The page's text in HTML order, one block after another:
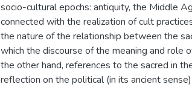
socio-cultural epochs: antiquity, the Middle
connected with the realization of cult
the nature of the relationship between the
which the discourse of the meaning and role
the other hand, references to the sacred in
reflection on the political (in its ancient